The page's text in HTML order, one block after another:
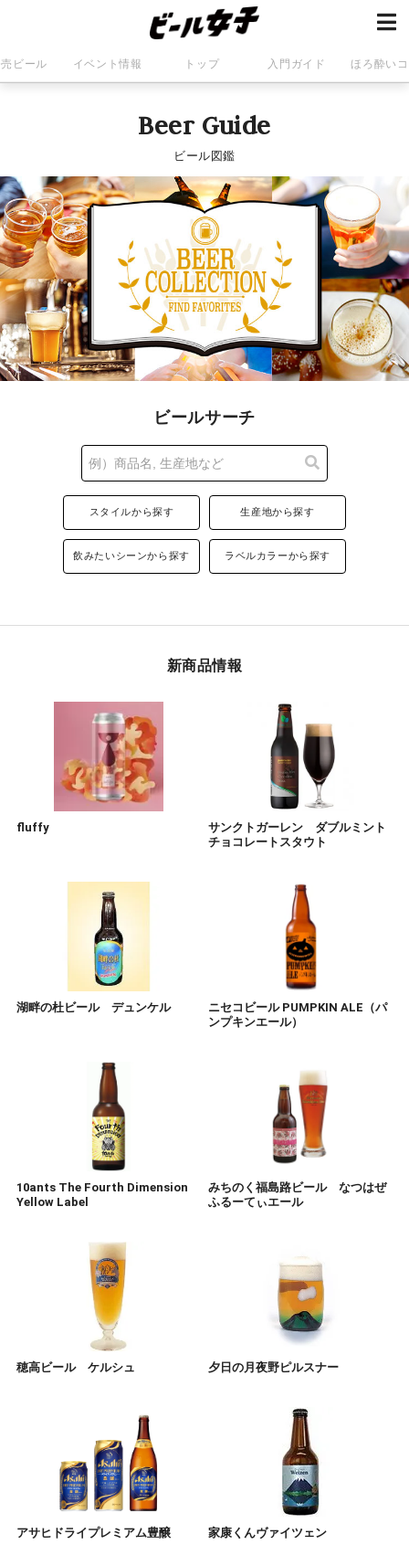
ビール イベント情報 トップ 入門ガイド ほろ酔い
Beer Guide
ビール図鑑
ビールサーチ
スタイルから探す 生産地から探す
飲みたいシーンから探す ラベルカラーから探す
新商品情報
fluffy
サンクトガーレン ダブルミント
チョコレートスタウト
湖畔の杜ビール デュンケル
ニセコビール PUMPKIN ALE（パ
ンプキンエール）
10ants The Fourth Dimension
Yellow Label
みちのく福島路ビール なつはぜ
ふるーてぃエール
穂高ビール ケルシュ 夕日の月夜野ピルスナー
アサヒドライプレミアム豊醸 家康くんヴァイツェン